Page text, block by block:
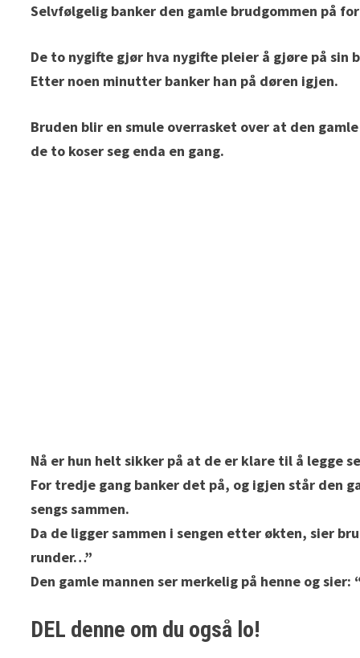
Selvfølgelig banker den gamle brudgommen på
De to nygifte gjør hva nygifte pleier å gjøre på
Etter noen minutter banker han på døren igjen.
Bruden blir en smule overrasket over at den
de to koser seg enda en gang.
Nå er hun helt sikker på at de er klare til å legge
For tredje gang banker det på, og igjen står den
sengs sammen.
Da de ligger sammen i sengen etter økten, sier
runder…”
Den gamle mannen ser merkelig på henne og sier:
DEL denne om du også lo!